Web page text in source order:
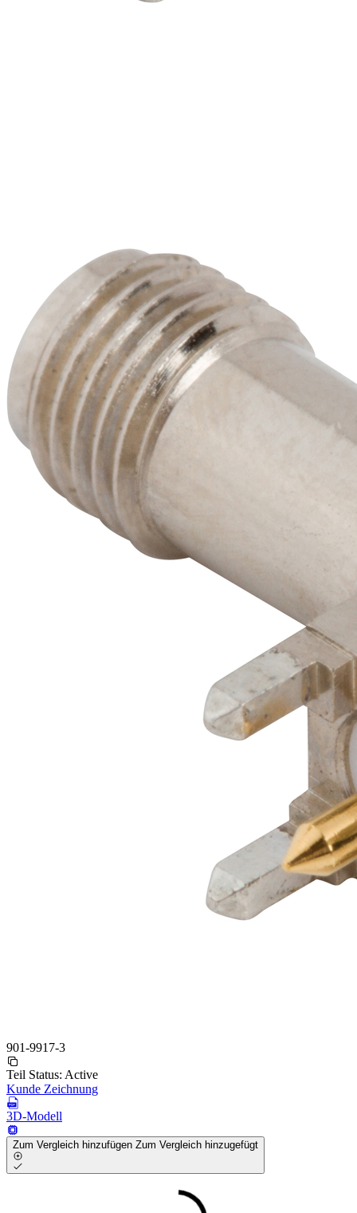
901-9917-3
Teil Status: Active
Kunde Zeichnung
3D-Modell
Zum Vergleich hinzufügen Zum Vergleich hinzugefügt